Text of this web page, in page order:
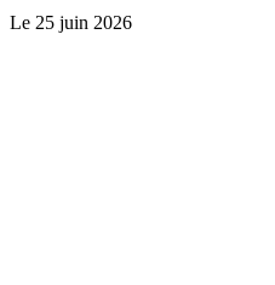
Le 25 juin 2026